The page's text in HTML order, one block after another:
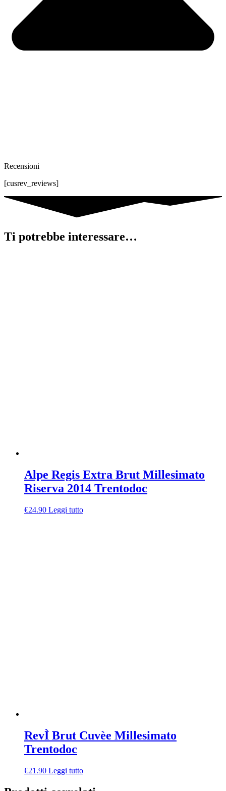
Recensioni
[cusrev_reviews]
Ti potrebbe interessare…
Alpe Regis Extra Brut Millesimato
Riserva 2014 Trentodoc
€24.90 Leggi tutto
RevÌ Brut Cuvèe Millesimato
Trentodoc
€21.90 Leggi tutto